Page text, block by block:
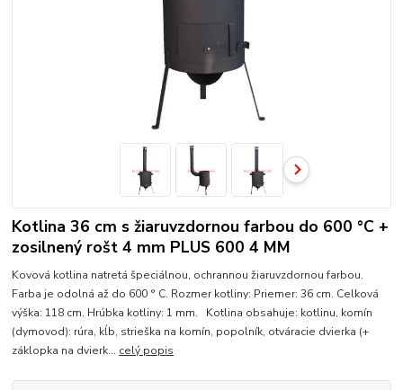
Kotlina 36 cm s žiaruvzdornou farbou do 600 °C +
zosilnený rošt 4 mm PLUS 600 4 MM
Kovová kotlina natretá špeciálnou, ochrannou žiaruvzdornou farbou.
Farba je odolná až do 600 ° C. Rozmer kotliny: Priemer: 36 cm. Celková
výška: 118 cm. Hrúbka kotliny: 1 mm. Kotlina obsahuje: kotlinu, komín
(dymovod): rúra, kĺb, strieška na komín, popolník, otváracie dvierka (+
záklopka na dvierk... celý popis